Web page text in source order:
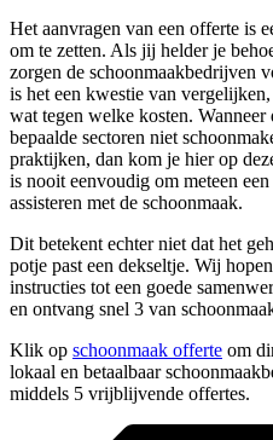
Het aanvragen van een offerte is
om te zetten. Als jij helder je
zorgen de schoonmaakbedrijven
is het een kwestie van
wat tegen welke kosten.
bepaalde sectoren niet
praktijken, dan kom je hier op
is nooit eenvoudig om meteen
assisteren met de schoonmaak.
Dit betekent echter niet dat het
potje past een dekseltje. Wij
instructies tot een goede
en ontvang snel 3 van
Klik op schoonmaak offerte om
lokaal en betaalbaar
middels 5 vrijblijvende offertes.